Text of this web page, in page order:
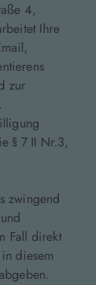
4,
Ihre
zur
§ 7 II Nr.3,
zwingend
Fall direkt
diesem